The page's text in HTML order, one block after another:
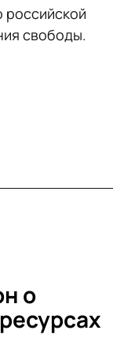
российской
свободы.
о